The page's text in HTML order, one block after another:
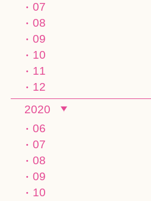
07
08
09
10
11
12
2020
06
07
08
09
10